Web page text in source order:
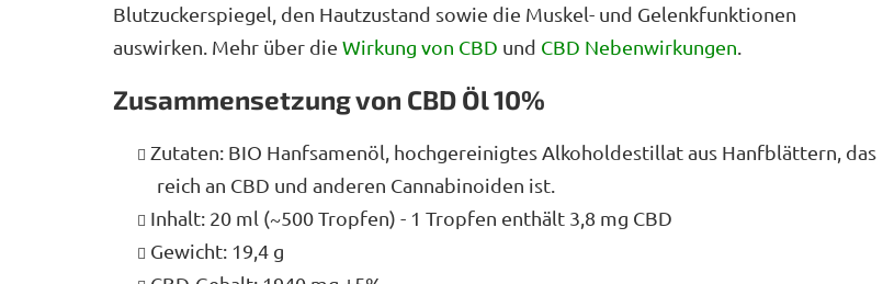
Blutzuckerspiegel, den Hautzustand sowie die Muskel- und Gelenkfunktionen
auswirken. Mehr über die Wirkung von CBD und CBD Nebenwirkungen
Zusammensetzung von CBD Öl 10%
Zutaten: BIO Hanfsamenöl, hochgereinigtes Alkoholdestillat aus Hanfblättern, das
reich an CBD und anderen Cannabinoiden ist.
Inhalt: 20 ml (~500 Tropfen) - 1 Tropfen enthält 3,8 mg CBD
Gewicht: 19,4 g